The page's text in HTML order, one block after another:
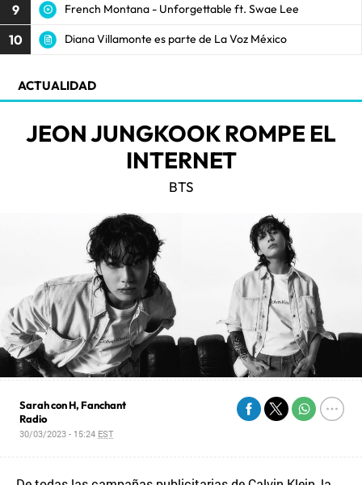
9 French Montana - Unforgettable ft. Swae Lee
10 Diana Villamonte es parte de La Voz México
ACTUALIDAD
JEON JUNGKOOK ROMPE EL
INTERNET
BTS
Sarah con H, Fanchant
Radio
30/03/2023 - 15:24 EST